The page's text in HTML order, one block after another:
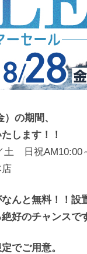
の期間、
します！！
土 日祝
んと無料！！設
好のチャンスで
でご用意。